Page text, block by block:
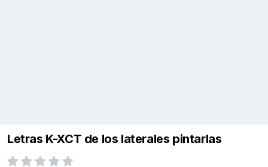
Letras K-XCT de los laterales pintarlas